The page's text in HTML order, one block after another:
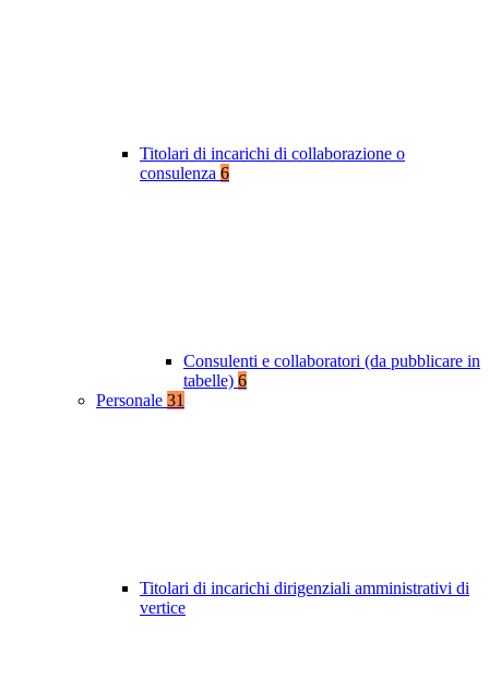
Titolari di incarichi di collaborazione o
consulenza 6
Consulenti e collaboratori (da pubblicare in
tabelle) 6
Personale 31
Titolari di incarichi dirigenziali amministrativi di
vertice